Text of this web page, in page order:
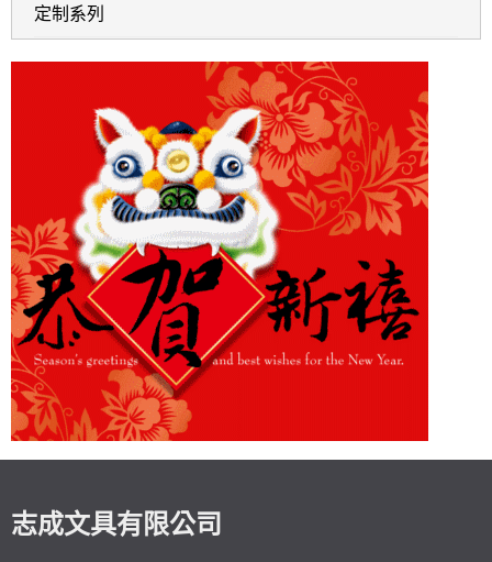
定制系列
志成文具有限公司